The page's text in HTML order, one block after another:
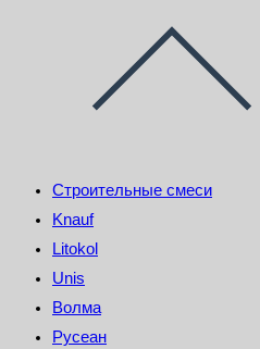
Строительные смеси
Knauf
Litokol
Unis
Волма
Русеан